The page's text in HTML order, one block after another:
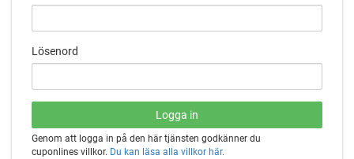
Lösenord
Genom att logga in på den här tjänsten godkänner du
cuponlines villkor. Du kan läsa alla villkor här.